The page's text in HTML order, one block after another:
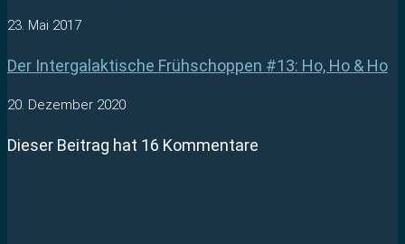
23. Mai 2017
Der Intergalaktische Frühschoppen #13: Ho, Ho & Ho
20. Dezember 2020
Dieser Beitrag hat 16 Kommentare